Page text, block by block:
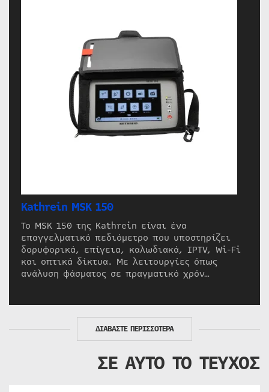
Kathrein MSK 150
Το MSK 150 της Kathrein είναι ένα
επαγγελματικό πεδιόμετρο που υποστηρίζει
δορυφορικά, επίγεια, καλωδιακά, IPTV, Wi-Fi
και οπτικά δίκτυα. Με λειτουργίες όπως
ανάλυση φάσματος σε πραγματικό χρόν…
ΔΙΑΒΑΣΤΕ ΠΕΡΙΣΣΟΤΕΡΑ
ΣΕ ΑΥΤΟ ΤΟ ΤΕΥΧΟΣ